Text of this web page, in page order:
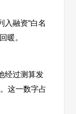
入融资“白名
暖。
经过测算发
这一数字占